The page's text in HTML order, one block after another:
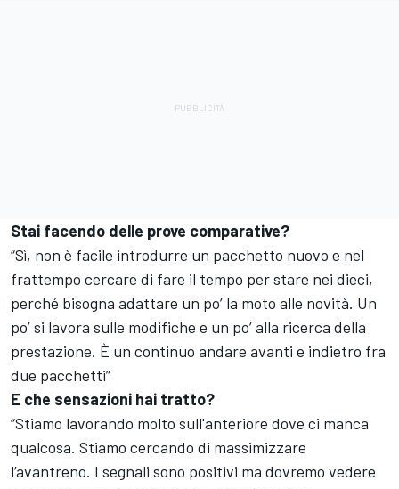
Stai facendo delle prove comparative?
“Sì, non è facile introdurre un pacchetto nuovo e nel
frattempo cercare di fare il tempo per stare nei dieci,
perché bisogna adattare un po’ la moto alle novità. Un
po’ si lavora sulle modifiche e un po’ alla ricerca della
prestazione. È un continuo andare avanti e indietro fra
due pacchetti”
E che sensazioni hai tratto?
“Stiamo lavorando molto sull'anteriore dove ci manca
qualcosa. Stiamo cercando di massimizzare
l’avantreno. I segnali sono positivi ma dovremo vedere